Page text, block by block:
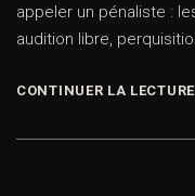
appeler un pénaliste :
audition libre,
CONTINUER LA LECTURE